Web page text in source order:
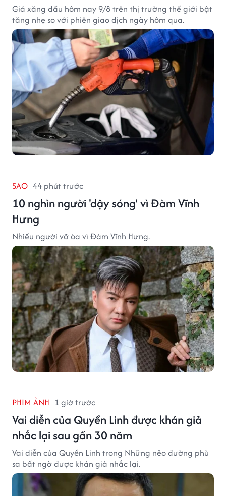
Giá xăng dầu hôm nay 9/8 trên thị trường thế giới bật
tăng nhẹ so với phiên giao dịch ngày hôm qua.
SAO 44 phút trước
10 nghìn người 'dậy sóng' vì Đàm Vĩnh
Hưng
Nhiều người vỡ òa vì Đàm Vĩnh Hưng.
PHIM ẢNH 1 giờ trước
Vai diễn của Quyền Linh được khán giả
nhắc lại sau gần 30 năm
Vai diễn của Quyền Linh trong Những nẻo đường phù
sa bất ngờ được khán giả nhắc lại.